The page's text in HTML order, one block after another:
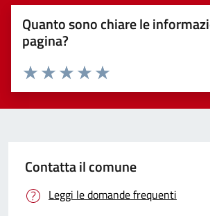
Quanto sono chiare le
pagina?
Valuta 5 stelle su 5
Valuta 4 stelle su 5
Valuta 3 stelle su 5
Valuta 2 stelle su 5
Valuta 1 stelle su 5
Contatta il comune
Leggi le domande frequenti